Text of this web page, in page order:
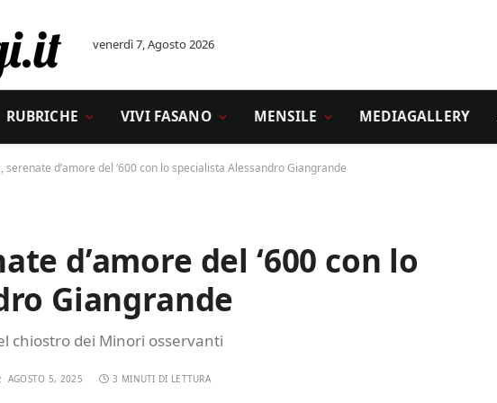
venerdì 7, Agosto 2026
RUBRICHE VIVI FASANO MENSILE MEDIAGALLERY
serenate d’amore del ‘600 con lo specialista Alessandro Giangrande
d’amore del ‘600 con lo
Giangrande
chiostro dei Minori osservanti
AGOSTO 5, 2025 3 MINUTI DI LETTURA